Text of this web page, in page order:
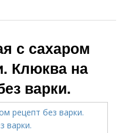
с сахаром
Клюква на
варки.